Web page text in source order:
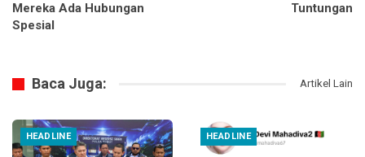
Mereka Ada Hubungan
Spesial
Tuntungan
Baca Juga: Artikel Lain
HEADLINE HEADLINE